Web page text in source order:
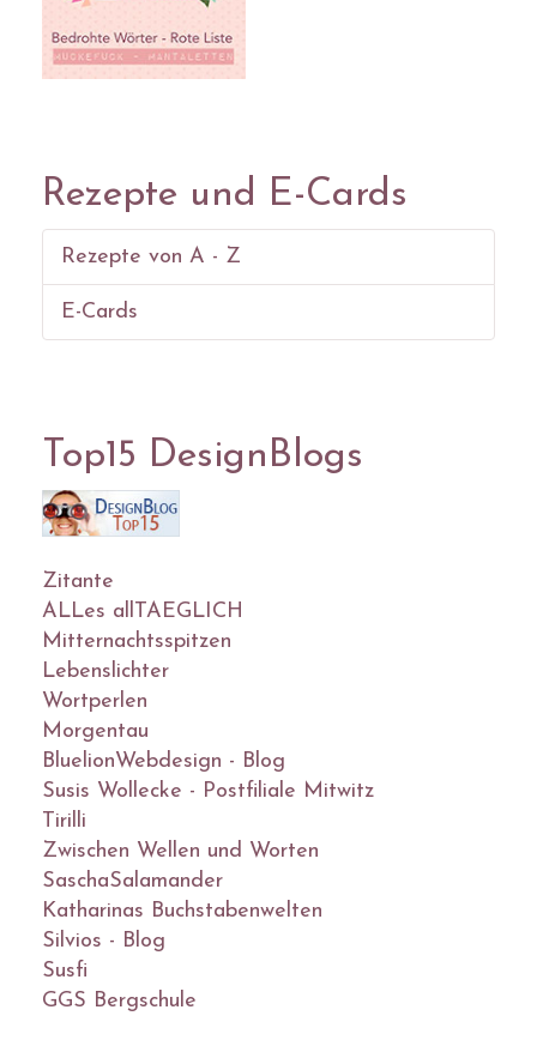
Rezepte und E-Cards
Rezepte von A - Z
E-Cards
Top15 DesignBlogs
Zitante
ALLes allTAEGLICH
Mitternachtsspitzen
Lebenslichter
Wortperlen
Morgentau
BluelionWebdesign - Blog
Susis Wollecke - Postfiliale Mitwitz
Tirilli
Zwischen Wellen und Worten
SaschaSalamander
Katharinas Buchstabenwelten
Silvios - Blog
Susfi
GGS Bergschule